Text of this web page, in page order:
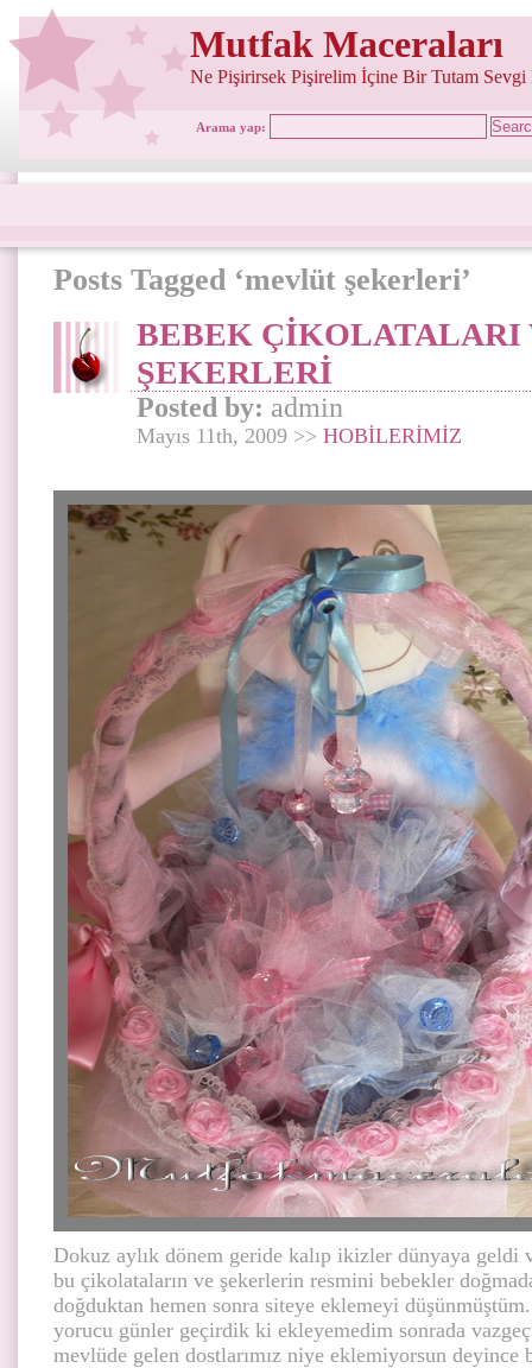
Mutfak Maceraları
Ne Pişirirsek Pişirelim İçine Bir Tutam Sevgi
Arama yap:
Posts Tagged ‘mevlüt şekerleri’
BEBEK ÇİKOLATALARI
ŞEKERLERİ
Posted by: admin
Mayıs 11th, 2009 >> HOBİLERİMİZ
Dokuz aylık dönem geride kalıp ikizler dünyaya geldi
bu çikolataların ve şekerlerin resmini bebekler
doğduktan hemen sonra siteye eklemeyi
yorucu günler geçirdik ki ekleyemedim sonrada
mevlüde gelen dostlarımız niye eklemiyorsun deyince